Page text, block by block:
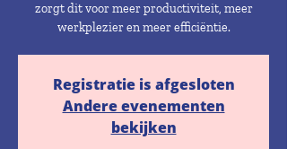
zorgt dit voor meer productiviteit, meer
werkplezier en meer efficiëntie.
Registratie is afgesloten
Andere evenementen
bekijken